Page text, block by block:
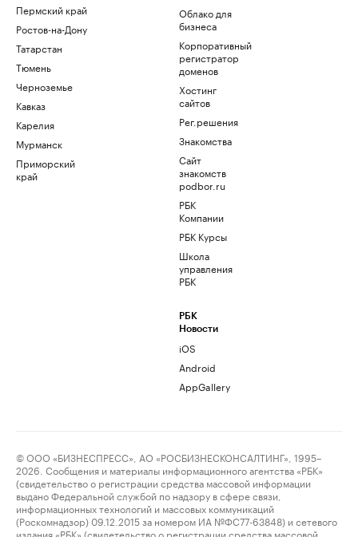
Пермский край
Ростов-на-Дону
Татарстан
Тюмень
Черноземье
Кавказ
Карелия
Мурманск
Приморский
край
Облако для
бизнеса
Корпоративный
регистратор
доменов
Хостинг
сайтов
Рег.решения
Знакомства
Сайт
знакомств
podbor.ru
РБК
Компании
РБК Курсы
Школа
управления
РБК
РБК
Новости
iOS
Android
AppGallery
© ООО «БИЗНЕСПРЕСС», АО «РОСБИЗНЕСКОНСАЛТИНГ», 1995–
2026. Сообщения и материалы информационного агентства «РБК»
(свидетельство о регистрации средства массовой информации
выдано Федеральной службой по надзору в сфере связи,
информационных технологий и массовых коммуникаций
(Роскомнадзор) 09.12.2015 за номером ИА №ФС77-63848) и сетевого
издания «РБК» (свидетельство о регистрации средства массовой